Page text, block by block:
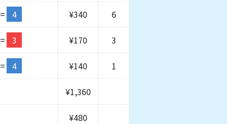
= 4 ¥340 6
= 3 ¥170 3
= 4 ¥140 1
¥1,360
¥480